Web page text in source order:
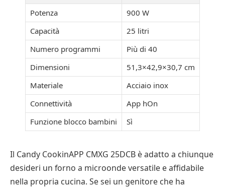
Potenza
900 W
Capacità
25 litri
Numero programmi
Più di 40
Dimensioni
51,3×42,9×30,7 cm
Materiale
Acciaio inox
Connettività
App hOn
Funzione blocco bambini
Sì
Il Candy CookinAPP CMXG 25DCB è adatto a chiunque
desideri un forno a microonde versatile e affidabile
nella propria cucina. Se sei un genitore che ha